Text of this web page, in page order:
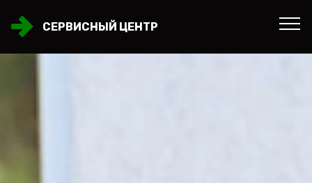
СЕРВИСНЫЙ ЦЕНТР